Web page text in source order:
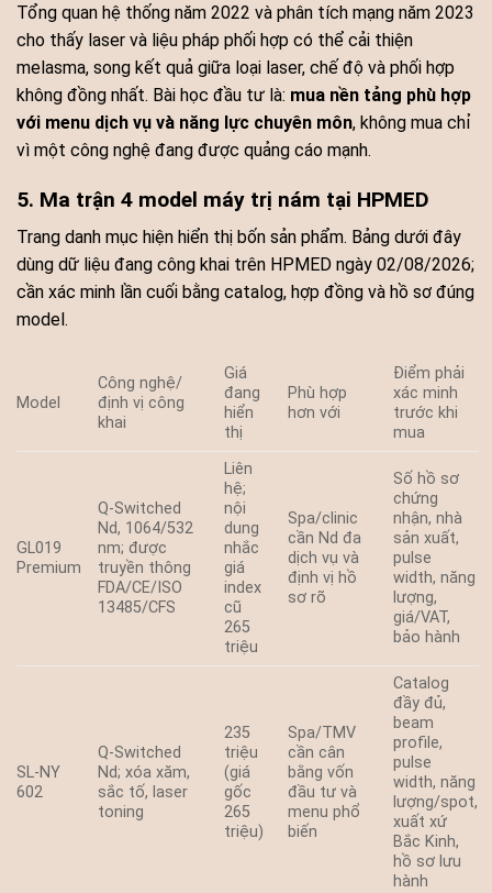
Tổng quan hệ thống năm 2022 và phân tích mạng năm 2023
cho thấy laser và liệu pháp phối hợp có thể cải thiện
melasma, song kết quả giữa loại laser, chế độ và phối hợp
không đồng nhất. Bài học đầu tư là: mua nền tảng phù hợp
với menu dịch vụ và năng lực chuyên môn, không mua chỉ
vì một công nghệ đang được quảng cáo mạnh.
5. Ma trận 4 model máy trị nám tại HPMED
Trang danh mục hiện hiển thị bốn sản phẩm. Bảng dưới đây
dùng dữ liệu đang công khai trên HPMED ngày 02/08/2026;
cần xác minh lần cuối bằng catalog, hợp đồng và hồ sơ đúng
model.
Model
Công nghệ/
định vị công
khai
Giá
đang
hiển
thị
Phù hợp
hơn với
Điểm phải
xác minh
trước khi
mua
GL019
Premium
Q-Switched
Nd, 1064/532
nm; được
truyền thông
FDA/CE/ISO
13485/CFS
Liên
hệ;
nội
dung
nhắc
giá
index
cũ
265
triệu
Spa/clinic
cần Nd đa
dịch vụ và
định vị hồ
sơ rõ
Số hồ sơ
chứng
nhận, nhà
sản xuất,
pulse
width, năng
lượng,
giá/VAT,
bảo hành
SL-NY
602
Q-Switched
Nd; xóa xăm,
sắc tố, laser
toning
235
triệu
(giá
gốc
265
triệu)
Spa/TMV
cần cân
bằng vốn
đầu tư và
menu phổ
biến
Catalog
đầy đủ,
beam
profile,
pulse
width, năng
lượng/spot,
xuất xứ
Bắc Kinh,
hồ sơ lưu
hành